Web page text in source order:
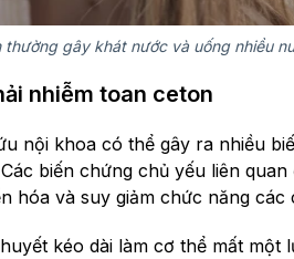
thường gây khát nước và uống nhiều
nhiễm toan ceton
nội khoa có thể gây ra nhiều
biến chứng chủ yếu liên
hóa và suy giảm chức năng các
kéo dài làm cơ thể mất một